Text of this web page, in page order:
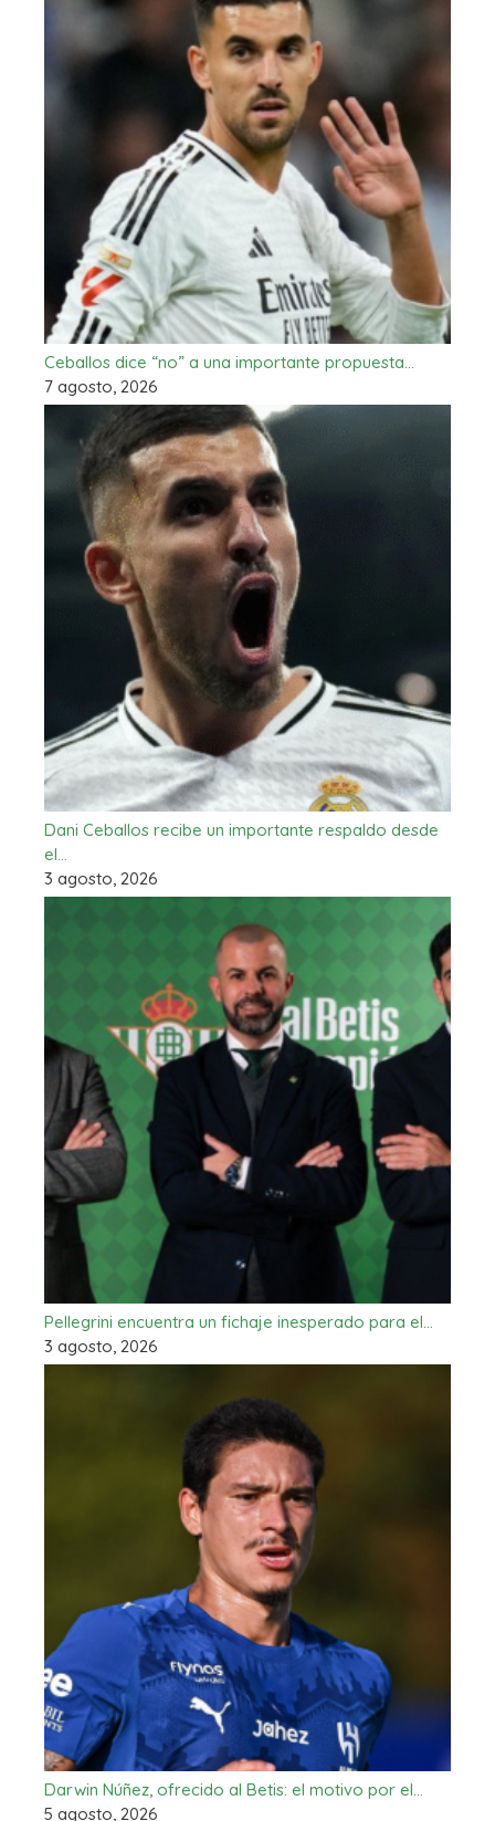
Ceballos dice “no” a una importante propuesta…
7 agosto, 2026
Dani Ceballos recibe un importante respaldo desde
el…
3 agosto, 2026
Pellegrini encuentra un fichaje inesperado para el…
3 agosto, 2026
Darwin Núñez, ofrecido al Betis: el motivo por el…
5 agosto, 2026